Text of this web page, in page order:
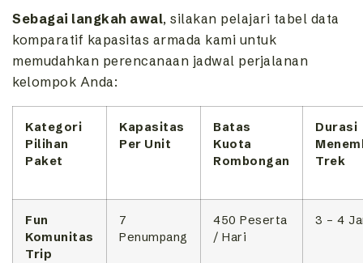
Sebagai langkah awal, silakan pelajari tabel data
komparatif kapasitas armada kami untuk
memudahkan perencanaan jadwal perjalanan
kelompok Anda:
Kategori
Pilihan
Paket
Kapasitas
Per Unit
Batas
Kuota
Rombongan
Durasi
Trek
Fun
Komunitas
Trip
7
Penumpang
450 Peserta
/ Hari
3 – 4